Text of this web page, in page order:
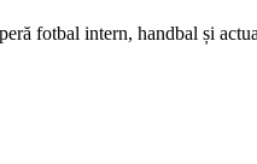
fotbal intern, handbal și